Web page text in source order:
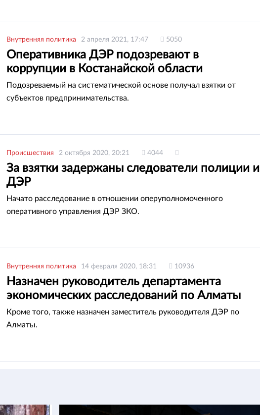
Внутренняя политика 2 апреля 2021, 17:47 5050
Оперативника ДЭР подозревают в
коррупции в Костанайской области
Подозреваемый на систематической основе получал взятки от
субъектов предпринимательства.
Происшествия 2 октября 2020, 20:21 4044
За взятки задержаны следователи полиции и
ДЭР
Начато расследование в отношении оперуполномоченного
оперативного управления ДЭР ЗКО.
Внутренняя политика 14 февраля 2020, 18:31 10936
Назначен руководитель департамента
экономических расследований по Алматы
Кроме того, также назначен заместитель руководителя ДЭР по
Алматы.